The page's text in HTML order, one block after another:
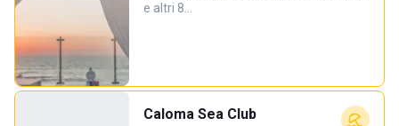
e altri 8…
Caloma Sea Club